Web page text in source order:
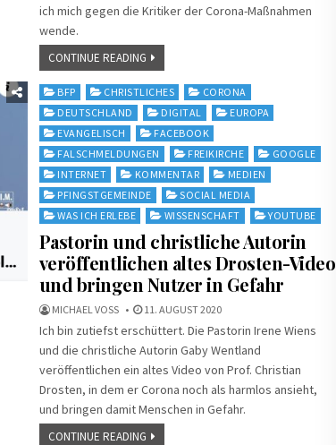
ich mich gegen die Kritiker der Corona-Maßnahmen
wende.
CONTINUE READING
Posted
in
BFP CHRISTLICHES
CORONA
DEUTSCHLAND
DIGITAL
EUROPA
EVANGELISCH
FACEBOOK
FALSCHMELDUNGEN
FREIKIRCHE
GOOGLE
INTERNET
KOMMENTAR
MEDIEN
PFINGSTGEMEINDE
SOCIAL MEDIA
WAS ICH ERLEBE
WISSENSCHAFT YOUTUBE
Pastorin und christliche Autorin
veröffentlichen altes Drosten-Video
und bringen Nutzer in Gefahr
MICHAEL VOSS 11. AUGUST 2020
Ich bin zutiefst erschüttert. Die Pastorin Irene Wiens
und die christliche Autorin Gaby Wentland
veröffentlichen ein altes Video von Prof. Christian
Drosten, in dem er Corona noch als harmlos ansieht,
und bringen damit Menschen in Gefahr.
CONTINUE READING